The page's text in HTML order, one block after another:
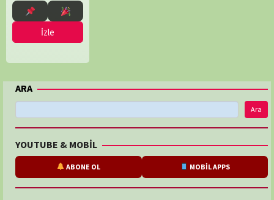
İzle
ARA
Ara
YOUTUBE & MOBİL
ABONE OL MOBİL APPS